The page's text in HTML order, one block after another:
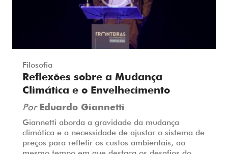
Filosofia
Reflexões sobre a Mudança
Climática e o Envelhecimento
Por Eduardo Giannetti
Giannetti aborda a gravidade da mudança
climática e a necessidade de ajustar o sistema de
preços para refletir os custos ambientais, ao